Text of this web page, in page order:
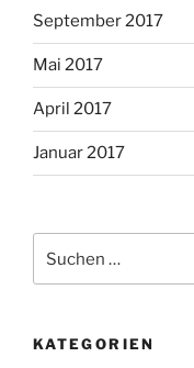
September 2017
Mai 2017
April 2017
Januar 2017
nach:
KATEGORIEN